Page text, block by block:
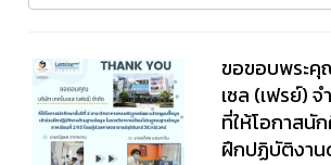
ขอขอบพระคุ
เซล (เฟรย์)
ที่ให้โอกาสนั
ฝึกปฏิบัติงา